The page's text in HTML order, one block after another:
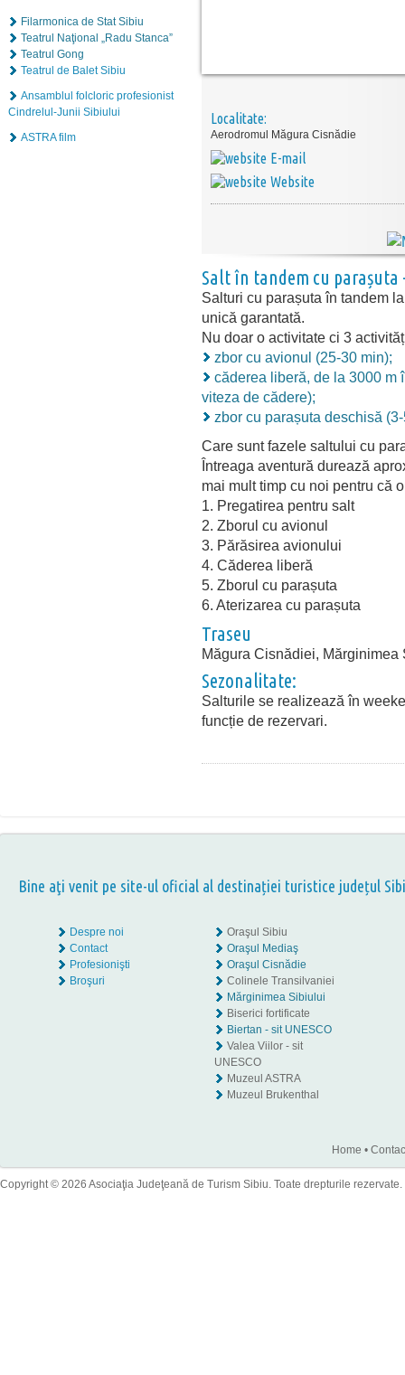
Filarmonica de Stat Sibiu
Teatrul Naţional „Radu Stanca”
Teatrul Gong
Teatrul de Balet Sibiu
Ansamblul folcloric profesionist
Cindrelul-Junii Sibiului
ASTRA film
Localitate:
Aerodromul Măgura Cisnădie
E-mail
Website
Salt în tandem cu parașuta
Salturi cu parașuta în tandem
unică garantată.
Nu doar o activitate ci 3
zbor cu avionul (25-30 min);
căderea liberă, de la 3000 m
viteza de cădere);
zbor cu parașuta deschisă
Care sunt fazele saltului cu
Întreaga aventură durează
mai mult timp cu noi pentru că
1. Pregatirea pentru salt
2. Zborul cu avionul
3. Părăsirea avionului
4. Căderea liberă
5. Zborul cu parașuta
6. Aterizarea cu parașuta
Traseu
Măgura Cisnădiei, Mărginimea
Sezonalitate:
Salturile se realizează în
funcție de rezervari.
Bine aţi venit pe site-ul oficial al destinației turistice județul
Despre noi
Contact
Profesionişti
Broşuri
Oraşul Sibiu
Oraşul Mediaş
Oraşul Cisnădie
Colinele Transilvaniei
Mărginimea Sibiului
Biserici fortificate
Biertan - sit UNESCO
Valea Viilor - sit
UNESCO
Muzeul ASTRA
Muzeul Brukenthal
Home •
Copyright © 2026 Asociaţia Judeţeană de Turism Sibiu. Toate drepturile rezervate.